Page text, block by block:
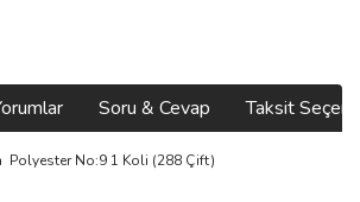
Soru & Cevap Taksit
Polyester No:9 1 Koli (288 Çift)